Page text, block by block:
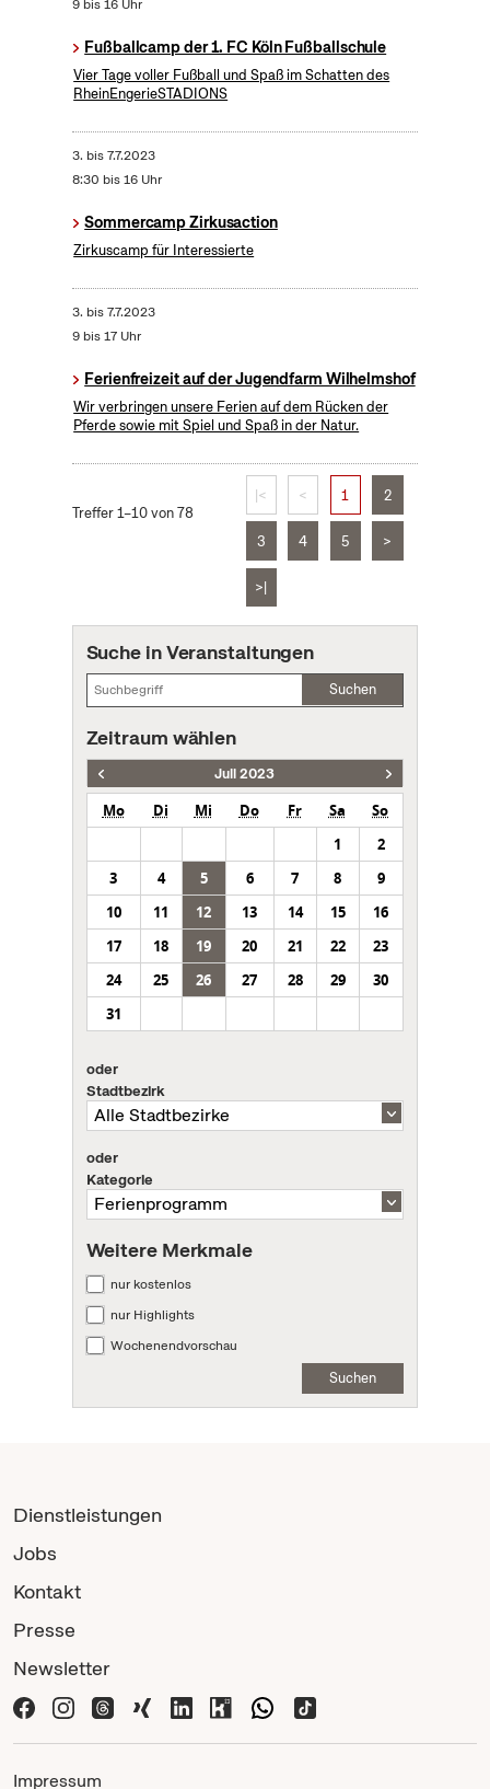
9 bis 16 Uhr
Fußballcamp der 1. FC Köln Fußballschule
Vier Tage voller Fußball und Spaß im Schatten des
RheinEngerieSTADIONS
3. bis7.7.2023
8:30 bis 16 Uhr
Sommercamp Zirkusaction
Zirkuscamp für Interessierte
3. bis7.7.2023
9 bis 17 Uhr
Ferienfreizeit auf der Jugendfarm Wilhelmshof
Wir verbringen unsere Ferien auf dem Rücken der
Pferde sowie mit Spiel und Spaß in der Natur.
Treffer 1–10 von 78
|< < 1 2
3 4 5 >
>|
Suche in Veranstaltungen
Suchen
Zeitraum wählen
Juli 2023
Mo Di Mi Do Fr Sa
So
1
2
3
4 5 6 7 8
9
10
11 12 13 14 15
16
17
18 19 20 21 22
23
24
25 26 27 28 29
30
31
oder
Stadtbezirk
oder
Kategorie
Weitere Merkmale
nur kostenlos
nur Highlights
Wochenendvorschau
Suchen
Dienstleistungen
Jobs
Kontakt
Presse
Newsletter
Impressum